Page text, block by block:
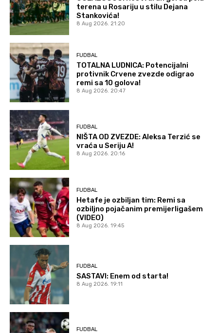
terena u Rosariju u stilu Dejana
Stankovića!
8 Aug 2026. 21:20
FUDBAL
TOTALNA LUDNICA: Potencijalni
protivnik Crvene zvezde odigrao
remi sa 10 golova!
8 Aug 2026. 20:47
FUDBAL
NIŠTA OD ZVEZDE: Aleksa Terzić se
vraća u Seriju A!
8 Aug 2026. 20:16
FUDBAL
Hetafe je ozbiljan tim: Remi sa
ozbiljno pojačanim premijerligašem
(VIDEO)
8 Aug 2026. 19:45
FUDBAL
SASTAVI: Enem od starta!
8 Aug 2026. 19:11
FUDBAL